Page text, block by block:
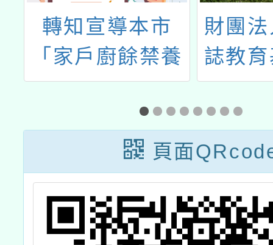
轉知宣導本市
「家戶廚餘禁養
豬隻」政令及
「廚餘全回收」
政策
財團
誌教
《天
於113
月
「
創意
上研
頁面